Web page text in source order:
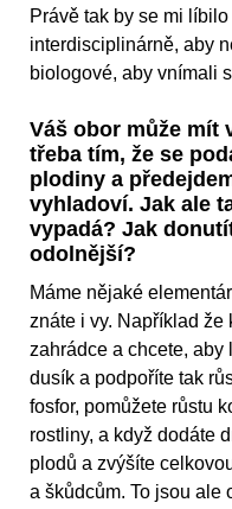
Právě tak by se mi
interdisciplinárně, aby
biologové, aby vnímali
Váš obor může mít
třeba tím, že se
plodiny a
vyhladoví. Jak ale
vypadá? Jak
odolnější?
Máme nějaké
znáte i vy. Například že
zahrádce a chcete, aby
dusík a podpoříte tak
fosfor, pomůžete růstu
rostliny, a když dodáte
plodů a zvýšíte
a škůdcům. To jsou ale